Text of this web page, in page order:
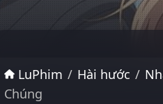
LuPhim Hài hước
Chúng